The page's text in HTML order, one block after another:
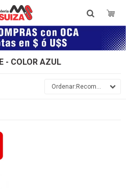
- COLOR AZUL
Recomendados